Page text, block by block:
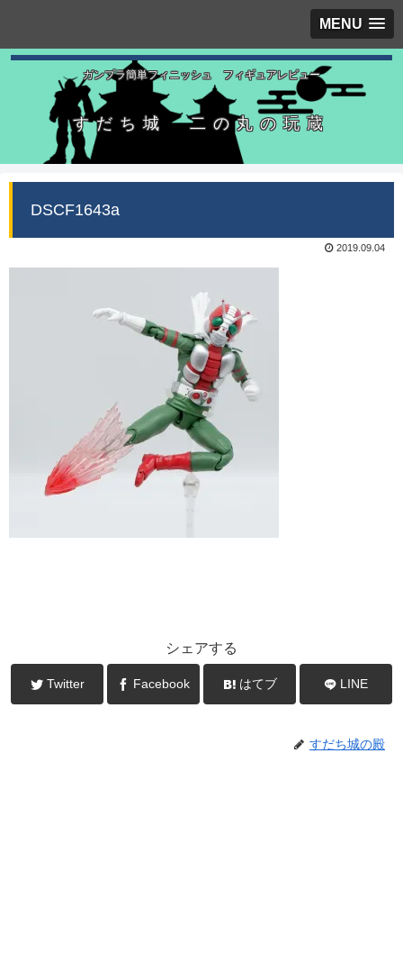
MENU
ガンプラ簡単フィニッシュ フィギュアレビュー
すだち城 二の丸の玩蔵
DSCF1643a
2019.09.04
シェアする
Twitter Facebook はてブ LINE
すだち城の殿